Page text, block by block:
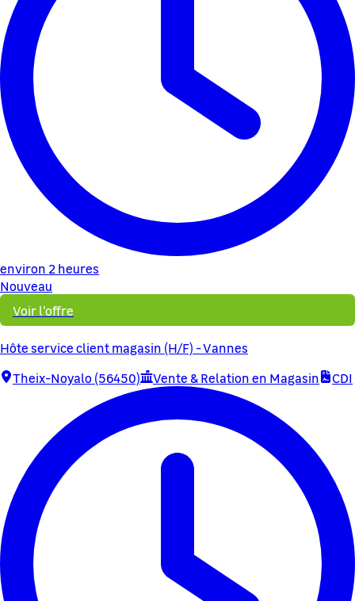
environ 2 heures
Nouveau
Voir l'offre
Hôte service client magasin (H/F) - Vannes
Theix-Noyalo (56450)
Vente & Relation en Magasin CDI